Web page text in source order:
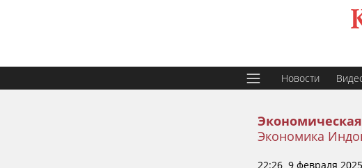
Новости
Экономика
22:26 9 февраля 2025